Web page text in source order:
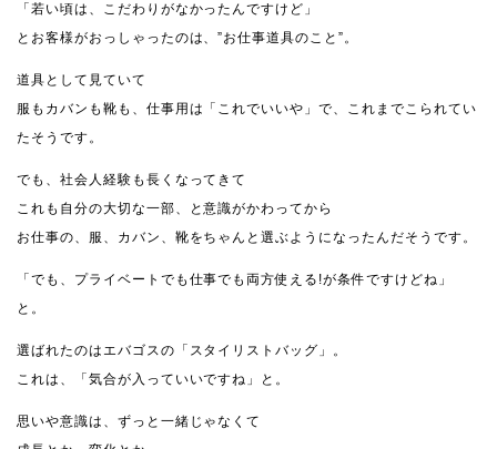
「若い頃は、こだわりがなかったんですけど」
とお客様がおっしゃったのは、”お仕事道具のこと”。
道具として見ていて
服もカバンも靴も、仕事用は「これでいいや」で、これまでこられてい
たそうです。
でも、社会人経験も長くなってきて
これも自分の大切な一部、と意識がかわってから
お仕事の、服、カバン、靴をちゃんと選ぶようになったんだそうです。
「でも、プライベートでも仕事でも両方使える!が条件ですけどね」
と。
選ばれたのはエバゴスの「スタイリストバッグ」。
これは、「気合が入っていいですね」と。
思いや意識は、ずっと一緒じゃなくて